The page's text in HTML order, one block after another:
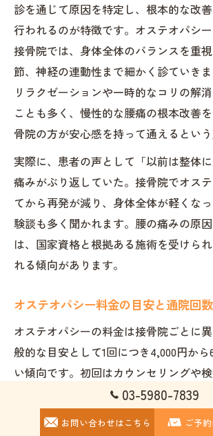
診を通じて原因を特定し、根本的な改
行われるのが特徴です。オステオパシ
接骨院では、身体全体のバランスを重
節、神経の連動性まで細かく診ていき
リラクゼーションや一時的なコリの解
ことも多く、慢性的な腰痛の根本改善
骨院の方が安心感を持って通えるという
実際に、患者の声として「以前は整体に
痛みがぶり返していた。接骨院でオス
てから再発が減り、身体全体が軽くな
験談も多く聞かれます。腰の痛みの原
は、国家資格と根拠ある施術を受けら
れる傾向があります。
オステオパシー料金の目安と通院回
オステオパシーの料金は接骨院ごとに
般的な目安として1回につき4,000円か
い傾向です。初回はカウンセリングや
め、やや高めになる場合もありますが
内容により変動します。
03-5980-7839
お問い合わせはこちら ご予